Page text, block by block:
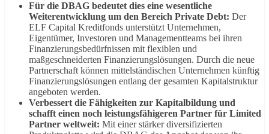
Für die DBAG bedeutet dies eine wesentliche
Weiterentwicklung um den Bereich Private Debt: Der
ELF Capital Kreditfonds unterstützt Unternehmen,
Eigentümer, Investoren und Managementteams bei ihren
Finanzierungsbedürfnissen mit flexiblen und
maßgeschneiderten Finanzierungslösungen. Durch die neue
Partnerschaft können mittelständischen Unternehmen künftig
Finanzierungslösungen entlang der gesamten Kapitalstruktur
angeboten werden.
Verbessert die Fähigkeiten zur Kapitalbildung und
schafft einen noch leistungsfähigeren Partner für Limited
Partner weltweit: Mit einer stärker diversifizierten